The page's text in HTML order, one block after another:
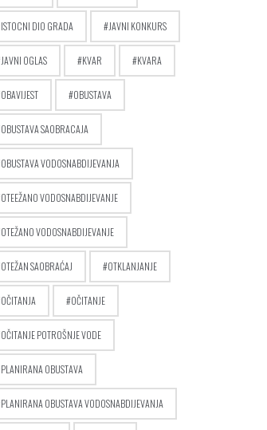
ISTOCNI DIO GRADA JAVNI KONKURS
JAVNI OGLAS KVAR KVARA
OBAVIJEST OBUSTAVA
OBUSTAVA SAOBRACAJA
OBUSTAVA VODOSNABDIJEVANJA
OTEEŽANO VODOSNABDIJEVANJE
OTEŽANO VODOSNABDIJEVANJE
OTEŽAN SAOBRAĆAJ OTKLANJANJE
OČITANJA OČITANJE
OČITANJE POTROŠNJE VODE
PLANIRANA OBUSTAVA
PLANIRANA OBUSTAVA VODOSNABDIJEVANJA